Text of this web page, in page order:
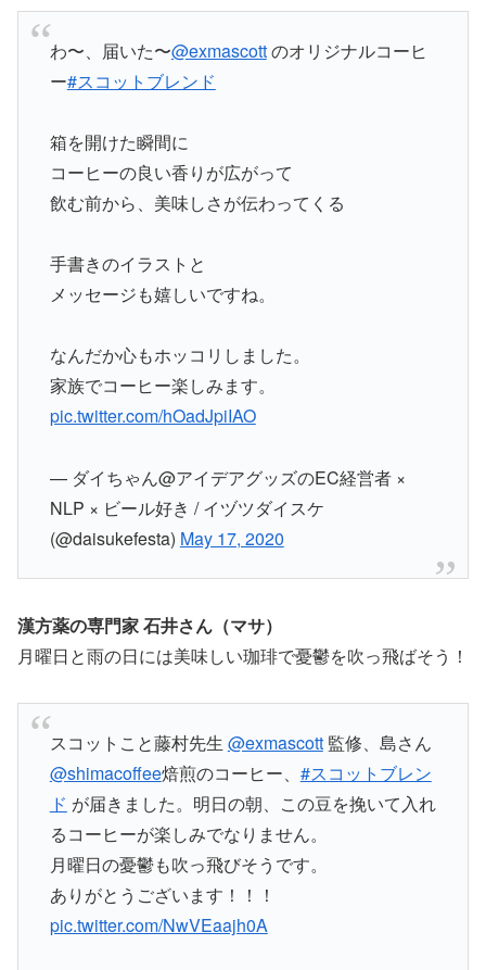
わ〜、届いた〜@exmascottのオリジナルコーヒ
ー#スコットブレンド
箱を開けた瞬間に
コーヒーの良い香りが広がって
飲む前から、美味しさが伝わってくる
手書きのイラストと
メッセージも嬉しいですね。
なんだか心もホッコリしました。
家族でコーヒー楽しみます。
pic.twitter.com/hOadJpiIAO
— ダイちゃん@アイデアグッズのEC経営者 ×
NLP × ビール好き / イヅツダイスケ
(@daisukefesta) May 17, 2020
漢方薬の専門家 石井さん（マサ）
月曜日と雨の日には美味しい珈琲で憂鬱を吹っ飛ばそう！
スコットこと藤村先生 @exmascott監修、島さん
@shimacoffee焙煎のコーヒー、 #スコットブレン
ド が届きました。明日の朝、この豆を挽いて入れ
るコーヒーが楽しみでなりません。
月曜日の憂鬱も吹っ飛びそうです。
ありがとうございます！！！
pic.twitter.com/NwVEaajh0A